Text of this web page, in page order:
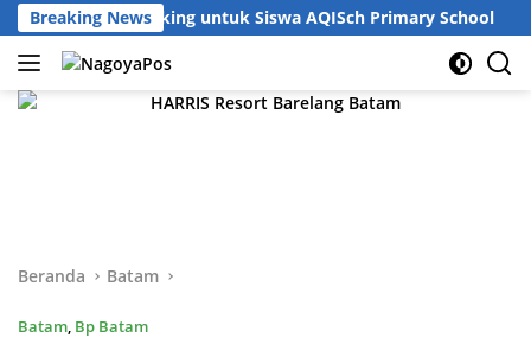
Langsung
ke
konten
Breaking News
Public Speaking untuk Siswa AQISch Primary School
Beranda Batam
Batam, Bp Batam